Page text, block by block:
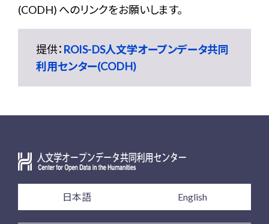
(CODH) へのリンクをお願いします。
提供： ROIS-DS人文学オープンデータ共同
利用センター(CODH)
日本語 English